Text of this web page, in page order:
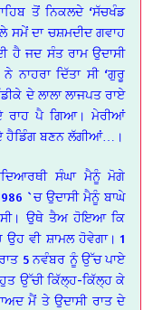
ਤੋਂ ਨਿਕਲਦੇ ‘ਸੱਚਖੰਡ
ਸਮੇਂ ਦਾ ਚਸ਼ਮਦੀਦ ਗਵਾਹ
ਹੈ ਜਦ ਸੰਤ ਰਾਮ ਉਦਾਸੀ
ਦਿੱਤਾ ਸੀ ‘ਗੁਰੂ
ਦੇ ਲਾਲਾ ਲਾਜਪਤ ਰਾਏ
ਰਾਹ ਪੈ ਗਿਆ। ਮੇਰੀਆਂ
ਹੈਡਿੰਗ ਬਣਨ ਲੱਗੀਆਂ…।
ਸੰਘਾ ਮੈਨੂੰ ਮੋਗੇ
`ਚ ਉਦਾਸੀ ਮੈਨੂੰ ਬਾਘੇ
ਸੀ। ਉਥੇ ਤੈਅ ਹੋਇਆ ਕਿ
ਉਹ ਵੀ ਸ਼ਾਮਲ ਹੋਵੇਗਾ। 1
5 ਨਵੰਬਰ ਨੂੰ ਉੱਚ ਪਾਏ
ਉੱਚੀ ਕਿੱਲ੍ਹ-ਕਿੱਲ੍ਹ ਕੇ
ਮੈਂ ਤੇ ਉਦਾਸੀ ਰਾਤ ਦੇ